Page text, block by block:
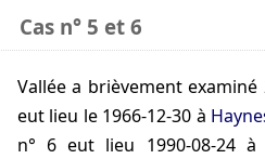
Cas n° 5 et 6
Vallée a brièvement examiné
eut lieu le 1966-12-30 à
n° 6 eut lieu 1990-08-24à